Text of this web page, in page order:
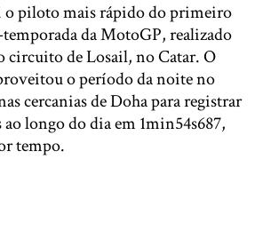
o piloto mais rápido do primeiro
temporada da MotoGP, realizado
circuito de Losail, no Catar. O
o período da noite no
cercanias de Doha para registrar
ao longo do dia em 1min54s687,
tempo.